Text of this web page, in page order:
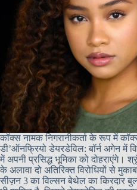
कॉक्स नामक निगरानीकर्ता के रूप में
डी’ऑनफ्रियो डेयरडेविल: बॉर्न अगेन में
में अपनी प्रसिद्ध भूमिका को दोहराएंगे।
के अलावा दो अतिरिक्त विरोधियों से
सीज़न 3 का विल्सन बेथेल का किरदार